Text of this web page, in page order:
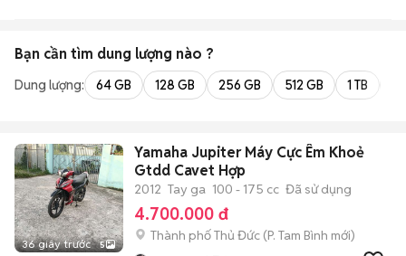
Bạn cần tìm dung lượng nào ?
Dung lượng: 64 GB 128 GB 256 GB 512 GB 1 TB
36 giây trước 5
Yamaha Jupiter Máy Cực Êm Khoẻ
Gtdd Cavet Hợp
2012 Tay ga 100 - 175 cc Đã sử dụng
4.700.000 đ
Thành phố Thủ Đức (P. Tam Bình mới)